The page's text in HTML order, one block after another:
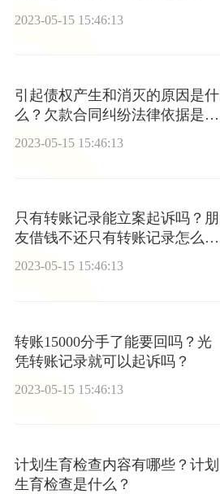
2023-05-15 15:46:13
引起债权产生和消灭的原因是什
么？欠款合同纠纷法律依据是什
么？
2023-05-15 15:46:13
只有转账记录能立案起诉吗？朋
友借钱不还只有转账记录怎么
办？
2023-05-15 15:46:13
转账15000分手了能要回吗？光
凭转账记录就可以起诉吗？
2023-05-15 15:46:13
计划生育检查内容有哪些？计划
生育检查是什么？